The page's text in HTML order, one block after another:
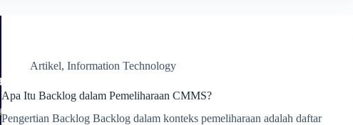
Artikel, Information Technology
Apa Itu Backlog dalam Pemeliharaan CMMS?
Pengertian Backlog Backlog dalam konteks pemeliharaan adalah daftar